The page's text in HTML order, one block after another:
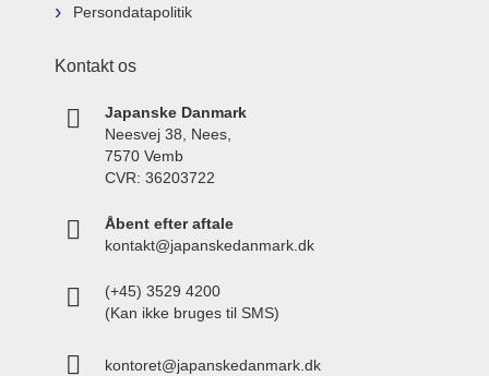
Persondatapolitik
Kontakt os
Japanske Danmark
Neesvej 38, Nees,
7570 Vemb
CVR: 36203722
Åbent efter aftale
kontakt@japanskedanmark.dk
(+45) 3529 4200
(Kan ikke bruges til SMS)
kontoret@japanskedanmark.dk